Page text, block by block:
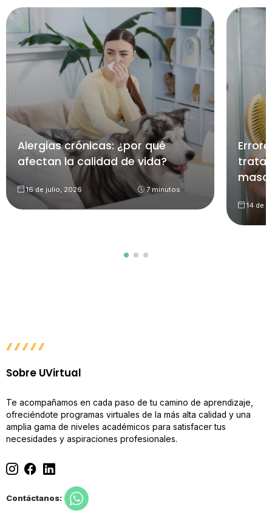
Alergias crónicas: ¿por qué
afectan la calidad de vida?
16 de julio, 2026 7 minutos
14 de
Sobre UVirtual
Te acompañamos en cada paso de tu camino de aprendizaje,
ofreciéndote programas virtuales de la más alta calidad y una
amplia gama de niveles académicos para satisfacer tus
necesidades y aspiraciones profesionales.
Contáctanos: